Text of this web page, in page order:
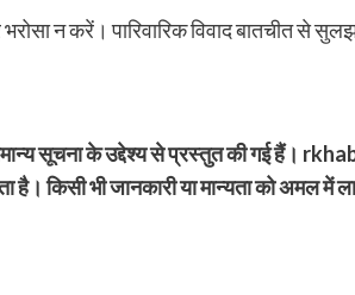
न करें। पारिवारिक विवाद बातचीत से
सूचना के उद्देश्य से प्रस्तुत की गई हैं।
है। किसी भी जानकारी या मान्यता को अमल में